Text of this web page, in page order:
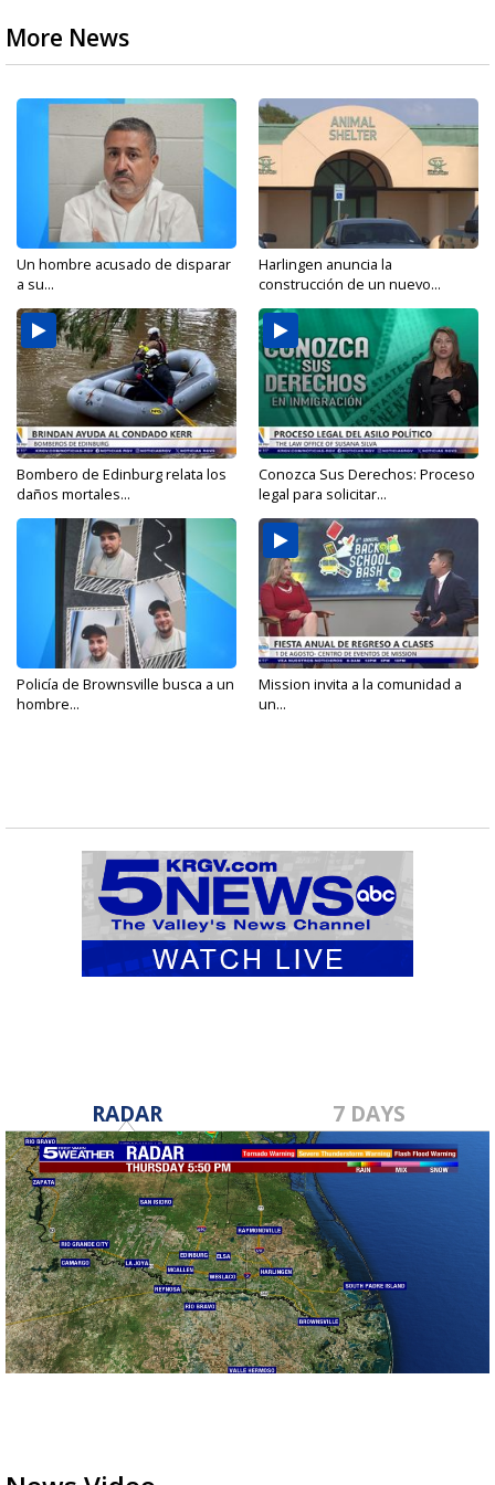
More News
Un hombre acusado de disparar
a su...
Harlingen anuncia la
construcción de un nuevo...
Bombero de Edinburg relata los
daños mortales...
Conozca Sus Derechos: Proceso
legal para solicitar...
Policía de Brownsville busca a un
hombre...
Mission invita a la comunidad a
un...
RADAR 7 DAYS